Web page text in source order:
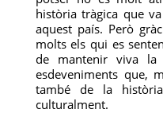
història tràgica que
aquest país. Però
molts els qui es
de mantenir viva la
esdeveniments que,
també de la
culturalment.